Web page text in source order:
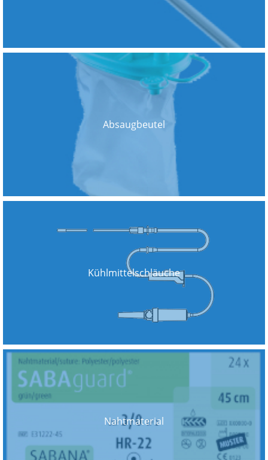
Absaugbeutel
Kühlmittelschläuche
Nahtmaterial